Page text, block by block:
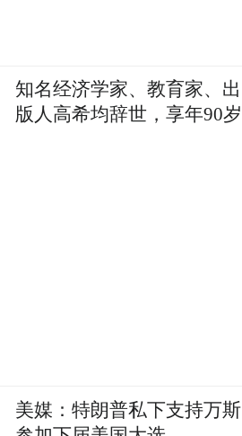
知名经济学家、教育家、出
版人高希均辞世，享年90岁
美媒：特朗普私下支持万斯